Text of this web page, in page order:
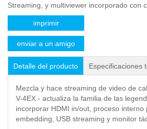
Streaming, y multiviewer incorporado con
imprimir
enviar a un amigo
Detalle del producto Especificaciones
Mezcla y hace streaming de video de
V-4EX - actualiza la familia de las
incorporar HDMI in/out, proceso interno
embedding, USB streaming y monitor